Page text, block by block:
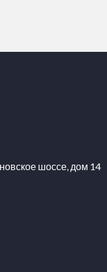
шоссе, дом 14